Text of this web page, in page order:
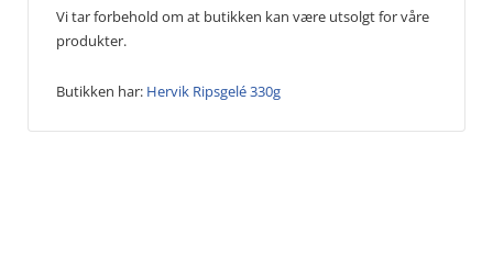
Vi tar forbehold om at butikken kan være utsolgt for våre
produkter.
Butikken har: Hervik Ripsgelé 330g